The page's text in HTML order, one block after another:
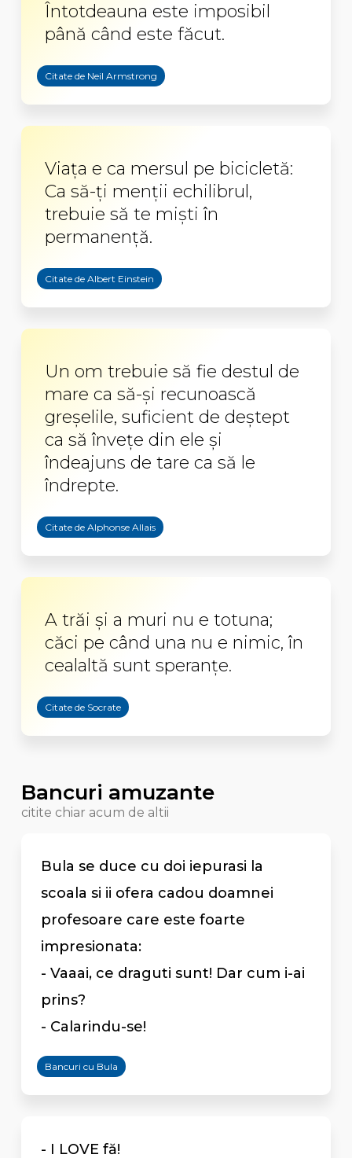
Întotdeauna este imposibil
până când este făcut.
Citate de Neil Armstrong
Viața e ca mersul pe bicicletă:
Ca să-ți menții echilibrul,
trebuie să te miști în
permanență.
Citate de Albert Einstein
Un om trebuie să fie destul de
mare ca să-și recunoască
greșelile, suficient de deștept
ca să învețe din ele și
îndeajuns de tare ca să le
îndrepte.
Citate de Alphonse Allais
A trăi şi a muri nu e totuna;
căci pe când una nu e nimic, în
cealaltă sunt speranţe.
Citate de Socrate
Bancuri amuzante
citite chiar acum de altii
Bula se duce cu doi iepurasi la
scoala si ii ofera cadou doamnei
profesoare care este foarte
impresionata:
- Vaaai, ce draguti sunt! Dar cum i-ai
prins?
- Calarindu-se!
Bancuri cu Bula
- I LOVE fă!